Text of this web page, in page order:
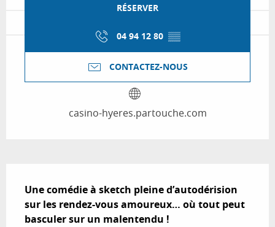
RÉSERVER
04 94 12 80 ▒▒
CONTACTEZ-NOUS
casino-hyeres.partouche.com
Une comédie à sketch pleine d’autodérision
sur les rendez-vous amoureux… où tout peut
basculer sur un malentendu !